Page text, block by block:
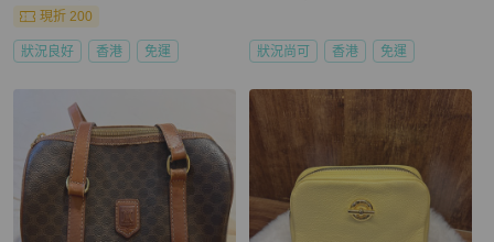
現折 200
狀況良好 香港 免運 狀況尚可 香港 免運